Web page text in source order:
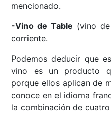
mencionado.
-Vino de Table (vino
corriente.
Podemos deducir que
vino es un producto
porque ellos aplican de
conoce en el idioma
la combinación de